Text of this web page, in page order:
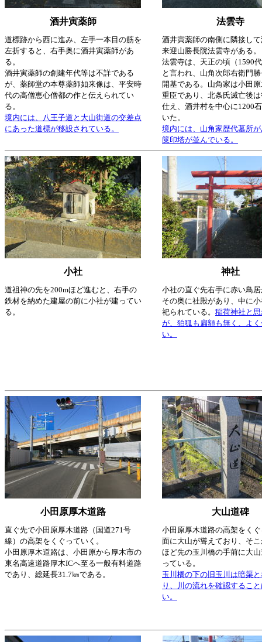
酒井寅薬師 法雲寺
道標跡から西に進み、左手一本目の筋を
左折すると、右手奥に酒井寅薬師があ
る。
酒井寅薬師の創建年代等は不詳である
が、薬師堂の本尊薬師如来像は、平安時
代の高僧恵心僧都の作と伝えられてい
る。
境内には、八王子道と大山街道の交差点
にあった道標が移設されている。
酒井寅薬師の南側に隣接し
来迎山勝長院法雲寺がある。
法雲寺は、天正の頃（1590
と言われ、山角次郎右衛門
開基である。山角家は小田
重臣であり、北条氏滅亡後
仕え、酒井村を中心に1200
いた。
境内には、山角家歴代墓所
篋印塔が並んでいる。
小社 神社
道祖神の先を200mほど進むと、右手の
鉄材を納めた建屋の前に小社が建ってい
る。
小社の直ぐ先右手に赤い鳥
その奥に社殿があり、中に
祀られている。 稲荷神社と
が、狛狐も扁額も無く、よ
い。
小田原厚木道路 大山道碑
直ぐ先で小田原厚木道路（国道271号
線）の高架をくぐっていく。
小田原厚木道路は、小田原から厚木市の
東名高速道路厚木ICへ至る一般有料道路
であり、総延長31.7㎞である。
小田原厚木道路の高架をく
面に大山が聳えており、そ
ほど先の玉川橋の手前に大
っている。
玉川橋の下の旧玉川は暗渠
り、川の流れを確認するこ
い。